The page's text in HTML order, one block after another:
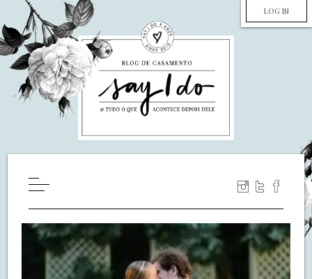
LOG IN
WILL YOU MARRY ME?
LUA DE MEL
COZINHA